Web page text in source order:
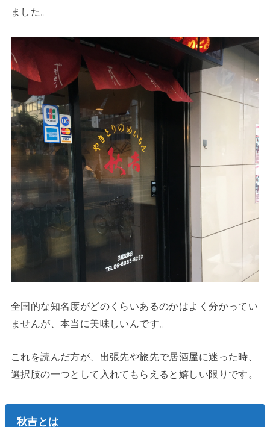
ました。
全国的な知名度がどのくらいあるのかはよく分かってい
ませんが、本当に美味しいんです。
これを読んだ方が、出張先や旅先で居酒屋に迷った時、
選択肢の一つとして入れてもらえると嬉しい限りです。
秋吉とは